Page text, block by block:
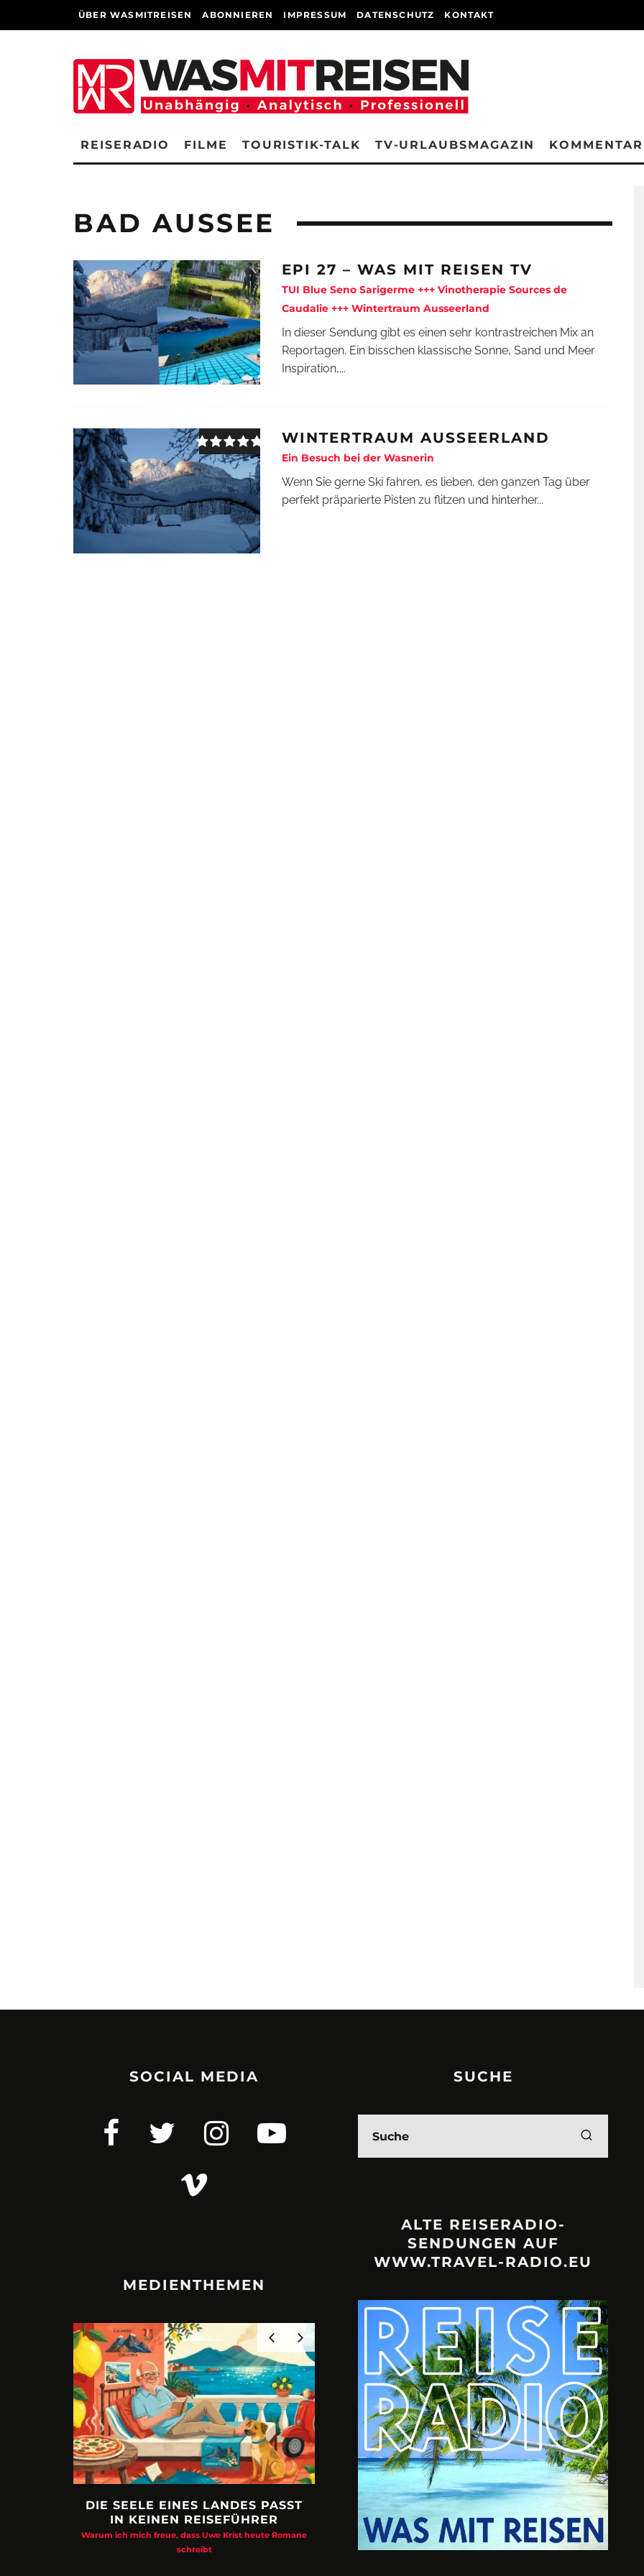
ÜBER WASMITREISEN ABONNIEREN IMPRESSUM DATENSCHUTZ KONTAKT
REISERADIO FILME TOURISTIK-TALK TV-URLAUBSMAGAZIN
BAD AUSSEE
EPI 27 – WAS MIT REISEN TV
TUI Blue Seno Sarigerme +++ Vinotherapie Sources de
Caudalie +++ Wintertraum Ausseerland
In dieser Sendung gibt es einen sehr kontrastreichen Mix an
Reportagen. Ein bisschen klassische Sonne, Sand und Meer
Inspiration,...
WINTERTRAUM AUSSEERLAND
Ein Besuch bei der Wasnerin
Wenn Sie gerne Ski fahren, es lieben, den ganzen Tag über
perfekt präparierte Pisten zu flitzen und hinterher...
SOCIAL MEDIA
MEDIENTHEMEN
DIE SEELE EINES LANDES PASST
IN KEINEN REISEFÜHRER
Warum ich mich freue, dass Uwe Krist heute Romane
schreibt
URLAUBSFRUST – IST REISEN
KAPUTT?
Philipp Laage „Travel is broken“ - Wege aus der
Urlaubsfalle
A3M –
Mit Krisen-
SUCHE
ALTE REISERADIO-
SENDUNGEN AUF
WWW.TRAVEL-RADIO.EU